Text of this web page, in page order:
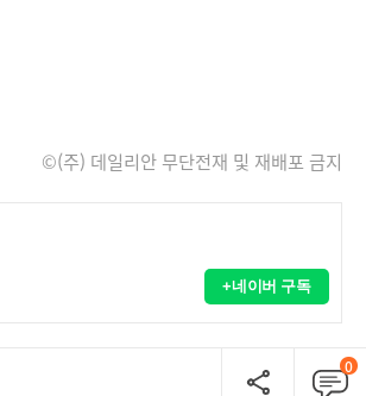
©(주) 데일리안 무단전재 및 재배포 금지
+네이버 구독
0